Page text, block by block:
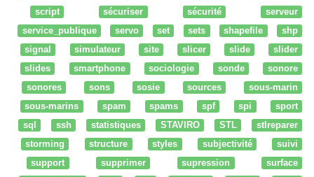
script
sécuriser sécurité
serveur
service_publique
servo set sets shapefile
shp
signal
simulateur site slicer slide
slider
slides
smartphone sociologie sonde
sonore
sonores
sons sosie sources
sous-marin
sous-marins
spam spams spf spi
sport
sql
ssh statistiques STAVIRO STL
stlreparer
storming
structure styles subjectivité
suivi
support
supprimer supression
surface